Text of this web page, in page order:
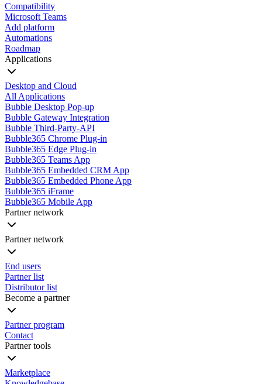
Compatibility
Microsoft Teams
Add platform
Automations
Roadmap
Applications
Desktop and Cloud
All Applications
Bubble Desktop Pop-up
Bubble Gateway Integration
Bubble Third-Party-API
Bubble365 Chrome Plug-in
Bubble365 Edge Plug-in
Bubble365 Teams App
Bubble365 Embedded CRM App
Bubble365 Embedded Phone App
Bubble365 iFrame
Bubble365 Mobile App
Partner network
Partner network
End users
Partner list
Distributor list
Become a partner
Partner program
Contact
Partner tools
Marketplace